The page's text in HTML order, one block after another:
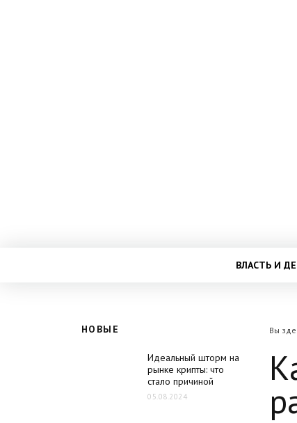
ВЛАСТЬ И
НОВЫЕ
Идеальный шторм на
рынке крипты: что
стало причиной
05.08.2024
Вы